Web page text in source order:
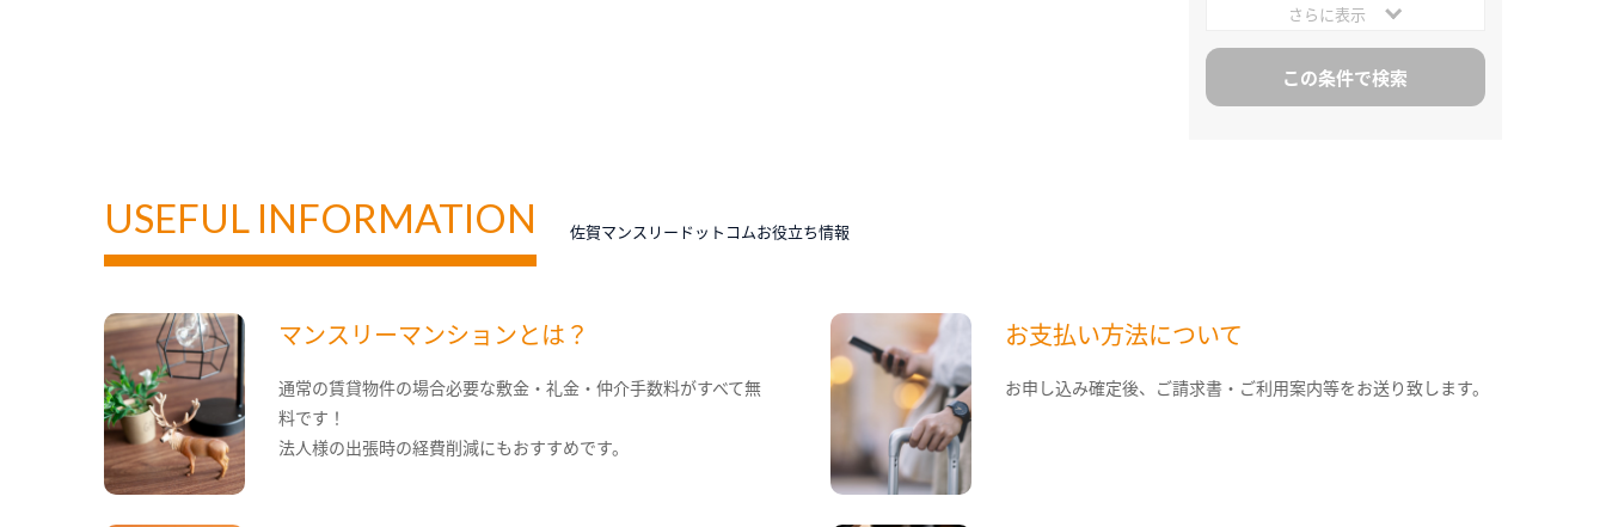
さらに表示
USEFUL INFORMATION 佐賀マンスリードットコムお役立ち情報
マンスリーマンションとは？
通常の賃貸物件の場合必要な敷金・礼金・仲介手数料がすべて無
料です！
法人様の出張時の経費削減にもおすすめです。
お支払い方法について
お申し込み確定後、ご請求書・ご利用案内等をお送り致します。